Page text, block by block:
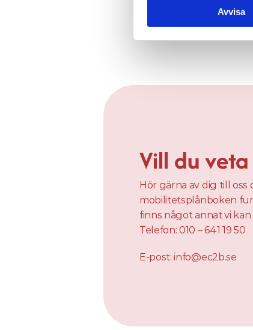
Avvisa
Vill du
Hör gärna av dig till
mobilitetsplånboken
finns något annat vi
Telefon: 010 – 641 19 50
E-post: info@ec2b.se